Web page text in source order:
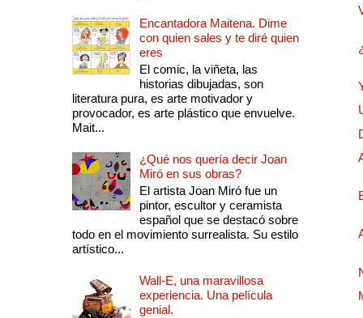
Encantadora Maitena. Dime
con quien sales y te diré quien
eres
El comic, la viñeta, las
historias dibujadas, son
literatura pura, es arte motivador y
provocador, es arte plástico que envuelve.
Mait...
¿Qué nos quería decir Joan
Miró en sus obras?
El artista Joan Miró fue un
pintor, escultor y ceramista
español que se destacó sobre
todo en el movimiento surrealista. Su estilo
artístico...
Wall-E, una maravillosa
experiencia. Una película
genial.